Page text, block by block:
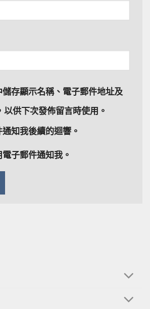
儲存顯示名稱、電子郵件地址及
以供下次發佈留言時使用。
知我後續的迴響。
子郵件通知我。